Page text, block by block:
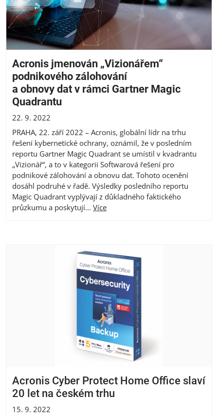
Acronis jmenován „Vizionářem“
podnikového zálohování
a obnovy dat v rámci Gartner Magic
Quadrantu
22. 9. 2022
PRAHA, 22. září 2022 – Acronis, globální lídr na trhu
řešení kybernetické ochrany, oznámil, že v posledním
reportu Gartner Magic Quadrant se umístil v kvadrantu
„Vizionář“, a to v kategorii Softwarová řešení pro
podnikové zálohování a obnovu dat. Tohoto ocenění
dosáhl podruhé v řadě. Výsledky posledního reportu
Magic Quadrant vyplývají z důkladného faktického
průzkumu a poskytují... Více
Acronis Cyber Protect Home Office slaví
20 let na českém trhu
15. 9. 2022